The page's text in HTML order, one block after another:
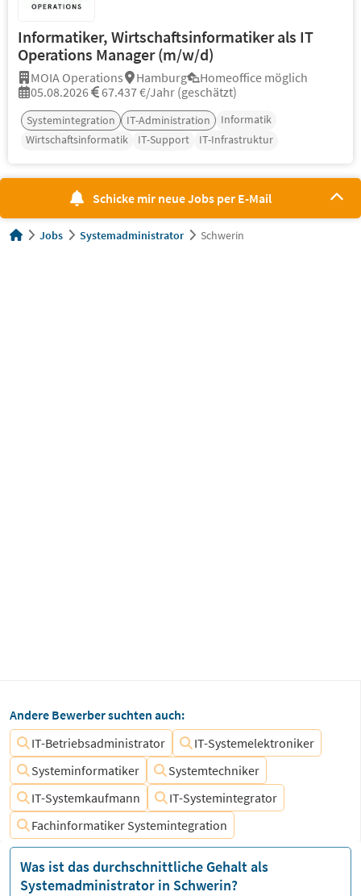
Informatiker, Wirtschaftsinformatiker als IT
Operations Manager (m/w/d)
MOIA Operations Hamburg
Homeoffice möglich
05.08.2026
67.437 €/Jahr (geschätzt)
Systemintegration IT-Administration
Informatik
Wirtschaftsinformatik
IT-Support IT-Infrastruktur
Schicke mir neue Jobs per E-Mail
Jobs Systemadministrator Schwerin
Andere Bewerber suchten auch:
IT-Betriebsadministrator
IT-Systemelektroniker
Systeminformatiker
Systemtechniker
IT-Systemkaufmann
IT-Systemintegrator
Fachinformatiker Systemintegration
Was ist das durchschnittliche Gehalt als
Systemadministrator in Schwerin?